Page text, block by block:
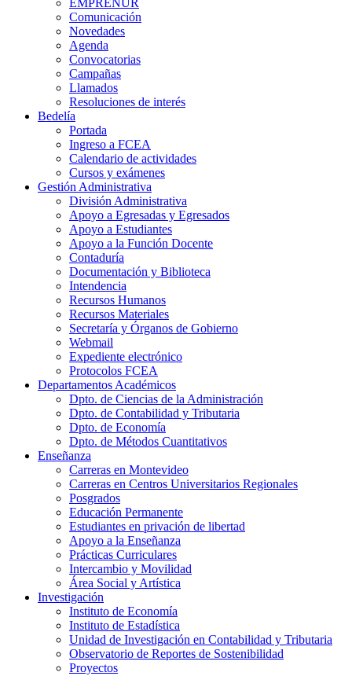
Comunicación
Novedades
Agenda
Convocatorias
Campañas
Llamados
Resoluciones de interés
Bedelía
Portada
Ingreso a FCEA
Calendario de actividades
Cursos y exámenes
Gestión Administrativa
División Administrativa
Apoyo a Egresadas y Egresados
Apoyo a Estudiantes
Apoyo a la Función Docente
Contaduría
Documentación y Biblioteca
Intendencia
Recursos Humanos
Recursos Materiales
Secretaría y Órganos de Gobierno
Webmail
Expediente electrónico
Protocolos FCEA
Departamentos Académicos
Dpto. de Ciencias de la Administración
Dpto. de Contabilidad y Tributaria
Dpto. de Economía
Dpto. de Métodos Cuantitativos
Enseñanza
Carreras en Montevideo
Carreras en Centros Universitarios Regionales
Posgrados
Educación Permanente
Estudiantes en privación de libertad
Apoyo a la Enseñanza
Prácticas Curriculares
Intercambio y Movilidad
Área Social y Artística
Investigación
Instituto de Economía
Instituto de Estadística
Unidad de Investigación en Contabilidad y Tributaria
Observatorio de Reportes de Sostenibilidad
Proyectos